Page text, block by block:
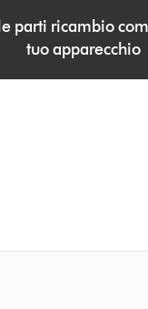
parti ricambio
tuo apparecchio